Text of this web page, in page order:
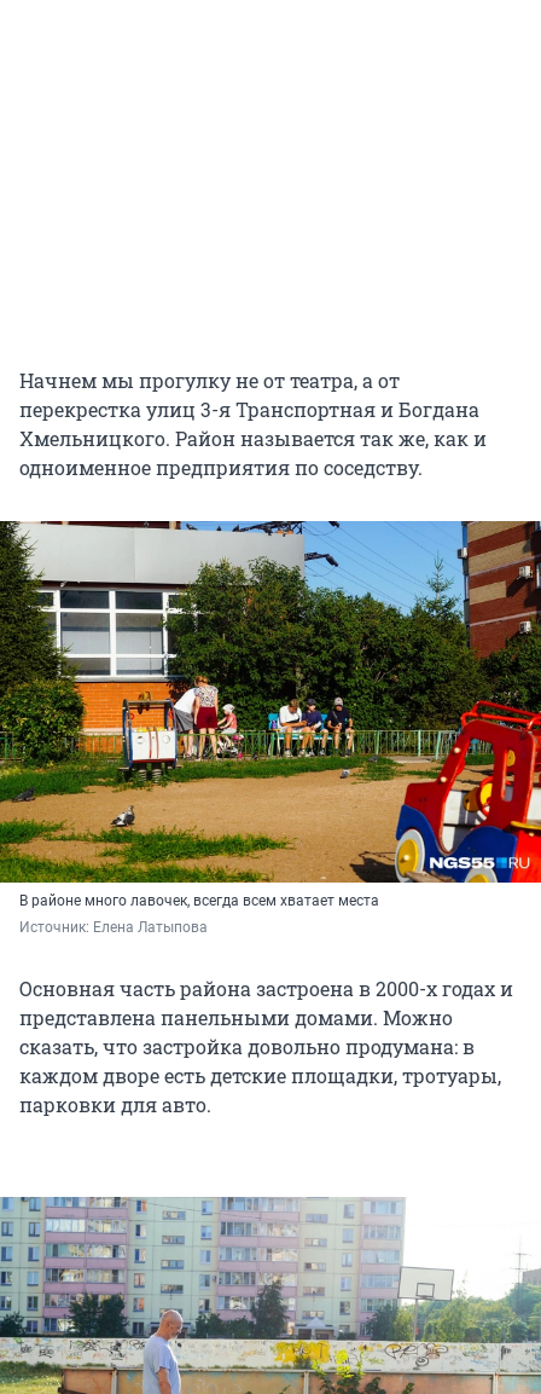
Начнем мы прогулку не от театра, а от
перекрестка улиц 3-я Транспортная и Богдана
Хмельницкого. Район называется так же, как и
одноименное предприятия по соседству.
В районе много лавочек, всегда всем хватает места
Источник: Елена Латыпова
Основная часть района застроена в 2000-х годах и
представлена панельными домами. Можно
сказать, что застройка довольно продумана: в
каждом дворе есть детские площадки, тротуары,
парковки для авто.